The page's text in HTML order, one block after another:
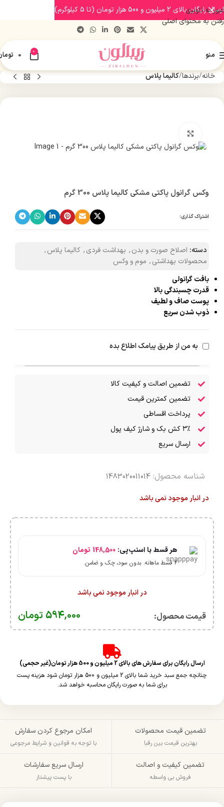
عبور به ناوبری
رفتن به محتوای اصلی
منو 0
0
خانه برندها کالیما پلاس
وکس گرانول پاکتی مشکی کالیما پلاس 300 گرم
اشتراک گذاری:
دسته: اصلاح صورت و بدن, بهداشت فردی, کالیما پلاس,
محصولات بهداشتی, موم و وکس
بافت گرانولی
قدرت چسبندگی بالا
پوست صاف و لطیف
ذوب شدن سریع
به من از طریق پیامک اطلاع بده
تضمین اصالت و کیفیت کالا
تضمین کمترین قیمت
پرداخت اقساطی
۳٪ کش بک و شارژ کیف پول
ارسال سریع
شناسه محصول: 1483020011014
در انبار موجود نمی باشد
هر قسط با اسنپ‌پی: 148,500 تومان
۴ قسط ماهانه. بدون سود، چک و ضامن.
در انبار موجود نمی باشد
قیمت محصول:​ 594,000 تومان
ارسال رایگان برای سفارش های بالای 2 میلیون و 500 هزار تومان(غیر حجمی)
چنانچه جمع سبد خرید شما بالای 2 میلیون و 500 هزار تومان شود هزینه پست
برای شما به صورت رایگان محاسبه خواهد شد.
تضمین قیمت محصولات
بهترین قیمت بین رقبا
امکان مرجوع کردن سفارش
با توجه به قوانین و شرایط مرجوعی
تضمین کیفیت و اصالت
فروش بی واسطه
ارسال سریع سفارشات
با پست پیشتاز
ارسال رایگان بالای 2 میلیون و 500 هزار تومان (تا 5 کیلوگرم)